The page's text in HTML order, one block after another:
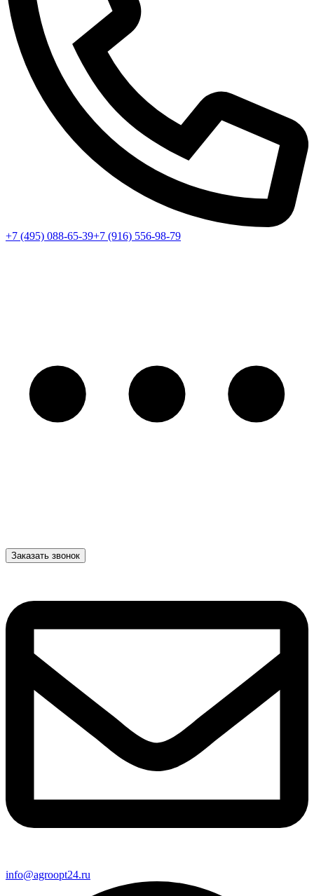
+7 (495) 088-65-39+7 (916) 556-98-79
Заказать звонок
info@agroopt24.ru